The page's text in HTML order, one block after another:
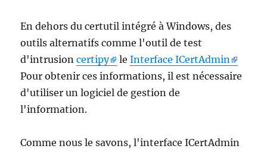
En dehors du certutil intégré à Windows, des
outils alternatifs comme l'outil de test
d'intrusioncertipy leInterface ICertAdmin
Pour obtenir ces informations, il est nécessaire
d'utiliser un logiciel de gestion de
l'information.
Comme nous le savons, l'interface ICertAdmin